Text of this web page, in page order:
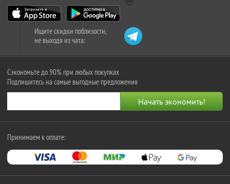
Ищите скидки поблизости,
не выходя из чата:
Сэкономьте до 90% при любых покупках
Подпишитесь на самые выгодные предложения
Принимаем к оплате: